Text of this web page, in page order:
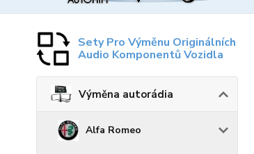
Sety Pro Výměnu Originálních
Audio Komponentů Vozidla
Výměna autorádia
Alfa Romeo